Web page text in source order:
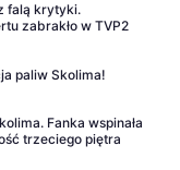
falą krytyki.
zabrakło w TVP2
paliw Skolima!
Fanka wspinała
trzeciego piętra